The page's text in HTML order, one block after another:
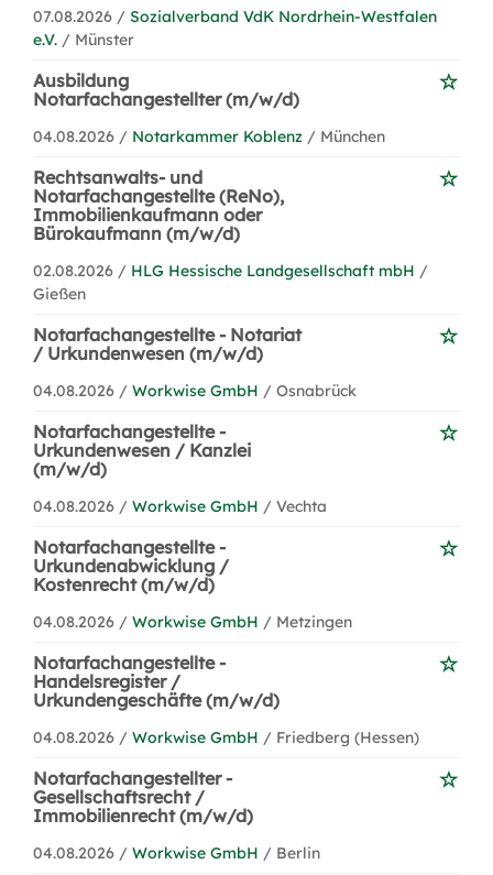
07.08.2026 / Sozialverband VdK Nordrhein-Westfalen
e.V. / Münster
Ausbildung
Notarfachangestellter (m/w/d)
04.08.2026 / Notarkammer Koblenz / München
Rechtsanwalts- und
Notarfachangestellte (ReNo),
Immobilienkaufmann oder
Bürokaufmann (m/w/d)
02.08.2026 / HLG Hessische Landgesellschaft mbH /
Gießen
Notarfachangestellte - Notariat
/ Urkundenwesen (m/w/d)
04.08.2026 / Workwise GmbH / Osnabrück
Notarfachangestellte -
Urkundenwesen / Kanzlei
(m/w/d)
04.08.2026 / Workwise GmbH / Vechta
Notarfachangestellte -
Urkundenabwicklung /
Kostenrecht (m/w/d)
04.08.2026 / Workwise GmbH / Metzingen
Notarfachangestellte -
Handelsregister /
Urkundengeschäfte (m/w/d)
04.08.2026 / Workwise GmbH / Friedberg (Hessen)
Notarfachangestellter -
Gesellschaftsrecht /
Immobilienrecht (m/w/d)
04.08.2026 / Workwise GmbH / Berlin